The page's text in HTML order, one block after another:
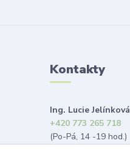
Kontakty
Ing. Lucie Jelínková
+420 773 265 718
(Po-Pá, 14 -19 hod.)